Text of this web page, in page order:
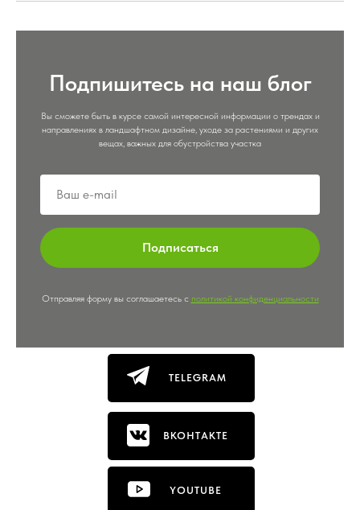
Подпишитесь на наш блог
Вы сможете быть в курсе самой интересной информации о трендах и
направлениях в ландшафтном дизайне, уходе за растениями и других
вещах, важных для обустройства участка
Подписаться
Отправляя форму вы соглашаетесь с политикой конфиденциальности
TELEGRAM
YOUTUBE
ВКОНТАКТЕ